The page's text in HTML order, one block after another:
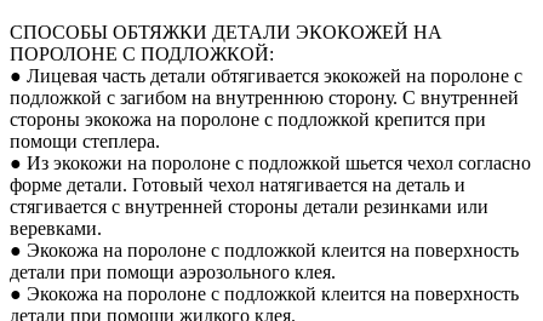
СПОСОБЫ ОБТЯЖКИ ДЕТАЛИ ЭКОКОЖЕЙ НА
ПОРОЛОНЕ С ПОДЛОЖКОЙ:
● Лицевая часть детали обтягивается экокожей на поролоне с
подложкой с загибом на внутреннюю сторону. С внутренней
стороны экокожа на поролоне с подложкой крепится при
помощи степлера.
● Из экокожи на поролоне с подложкой шьется чехол согласно
форме детали. Готовый чехол натягивается на деталь и
стягивается с внутренней стороны детали резинками или
веревками.
● Экокожа на поролоне с подложкой клеится на поверхность
детали при помощи аэрозольного клея.
● Экокожа на поролоне с подложкой клеится на поверхность
детали при помощи жидкого клея.